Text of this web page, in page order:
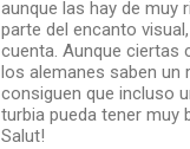
aunque las hay de muy
parte del encanto
cuenta. Aunque ciertas
los alemanes saben un
consiguen que incluso
turbia pueda tener muy
Salut!